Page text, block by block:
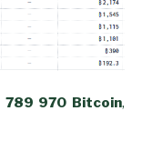
789 970 Bitcoin,